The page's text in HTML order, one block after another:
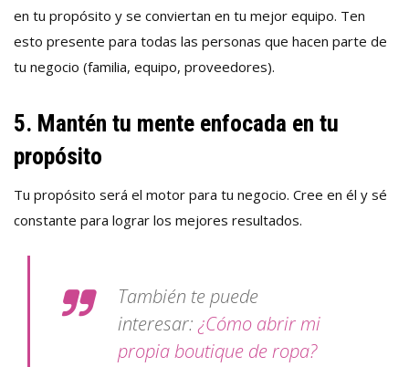
en tu propósito y se conviertan en tu mejor equipo. Ten
esto presente para todas las personas que hacen parte de
tu negocio (familia, equipo, proveedores).
5. Mantén tu mente enfocada en tu
propósito
Tu propósito será el motor para tu negocio. Cree en él y sé
constante para lograr los mejores resultados.
También te puede
interesar: ¿Cómo abrir mi
propia boutique de ropa?